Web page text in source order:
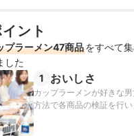
理器具やキッチン雑貨、食品・ド
ムなど、食まわり全般の商材の比
ザーの立場に立って考える」をモ
に取り組んでいる。また、焙煎士
も現場に立ち、実体験に基づいた
けている。
相野谷大輔のプロフィール
ント
プラーメン47商品をすべて集
した
1
おいしさ
カップラーメンが好きな
方法で各商品の検証を行い